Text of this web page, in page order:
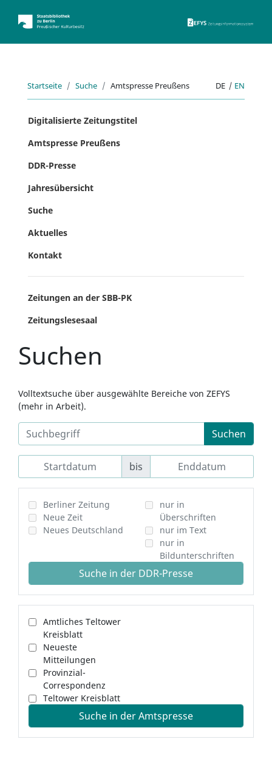
Startseite Suche Amtspresse Preußens DE | EN
Digitalisierte Zeitungstitel
Amtspresse Preußens
DDR-Presse
Jahresübersicht
Suche
Aktuelles
Kontakt
Zeitungen an der SBB-PK
Zeitungslesesaal
Suchen
Volltextsuche über ausgewählte Bereiche von ZEFYS
(mehr in Arbeit).
Suchen
bis
Berliner Zeitung
Neue Zeit
Neues Deutschland
nur in
Überschriften
nur im Text
nur in
Bildunterschriften
Suche in der DDR-Presse
Amtliches Teltower
Kreisblatt
Neueste
Mitteilungen
Provinzial-
Correspondenz
Teltower Kreisblatt
Suche in der Amtspresse